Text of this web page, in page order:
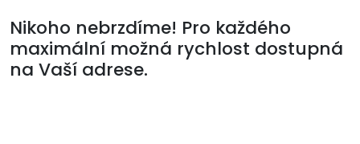
Nikoho nebrzdíme! Pro každého
maximální možná rychlost dostupná
na Vaší adrese.